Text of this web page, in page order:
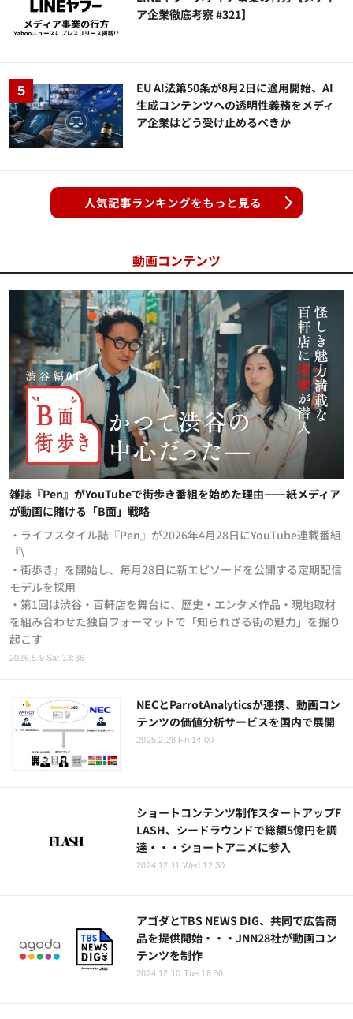
ア企業徹底考察 #321】
EU AI法第50条が8月2日に適用開始、AI
生成コンテンツへの透明性義務をメディ
ア企業はどう受け止めるべきか
人気記事ランキングをもっと見る
動画コンテンツ
2026.5.9 Sat 13:36
雑誌『Pen』がYouTubeで街歩き番組を始めた理由——紙メディア
が動画に賭ける「B面」戦略
・ライフスタイル誌『Pen』が2026年4月28日にYouTube連載番組
『\
・街歩き』を開始し、毎月28日に新エピソードを公開する定期配信
モデルを採用
・第1回は渋谷・百軒店を舞台に、歴史・エンタメ作品・現地取材
を組み合わせた独自フォーマットで「知られざる街の魅力」を掘り
起こす
NECとParrotAnalyticsが連携、動画コン
テンツの価値分析サービスを国内で展開
2025.2.28 Fri 14:00
ショートコンテンツ制作スタートアップF
LASH、シードラウンドで総額5億円を調
達・・・ショートアニメに参入
2024.12.11 Wed 12:30
アゴダとTBS NEWS DIG、共同で広告商
品を提供開始・・・JNN28社が動画コン
テンツを制作
2024.12.10 Tue 18:30